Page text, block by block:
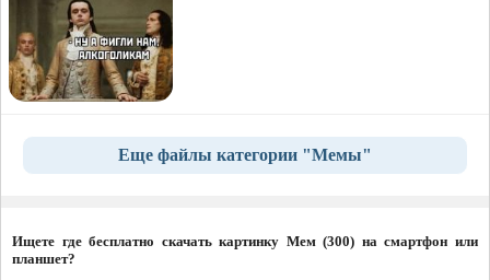
Еще файлы категории "Мемы"
Ищете где бесплатно скачать картинку Мем (300) на смартфон или
планшет?